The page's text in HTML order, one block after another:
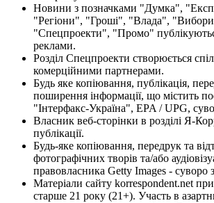
Новини з позначками "Думка",
"Регіони", "Гроші", "Влада",
"Спецпроекти", "Промо"
реклами.
Розділ Спецпроекти створюється
комерційними партнерами.
Будь яке копіювання, публікація,
поширення інформації, що містить
"Інтерфакс-Україна", EPA / UPG,
Власник веб-сторінки в розділі Я-
публікації.
Будь-яке копіювання, передрук та
фотографічних творів та/або
правовласника Getty Images - суворо
Матеріали сайту korrespondent.net
старше 21 року (21+). Участь в